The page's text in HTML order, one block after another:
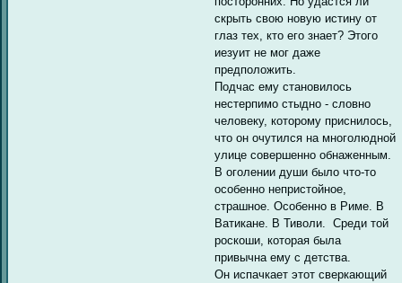
скрыть свою новую истину от
глаз тех, кто его знает? Этого
иезуит не мог даже
предположить.
Подчас ему становилось
нестерпимо стыдно - словно
человеку, которому приснилось,
что он очутился на многолюдной
улице совершенно обнаженным.
В оголении души было что-то
особенно непристойное,
страшное. Особенно в Риме. В
Ватикане. В Тиволи. Среди той
роскоши, которая была
привычна ему с детства.
Он испачкает этот сверкающий